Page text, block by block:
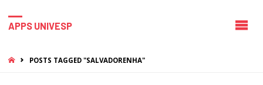
APPS UNIVESP
HOMEPOSTS TAGGED "SALVADORENHA"